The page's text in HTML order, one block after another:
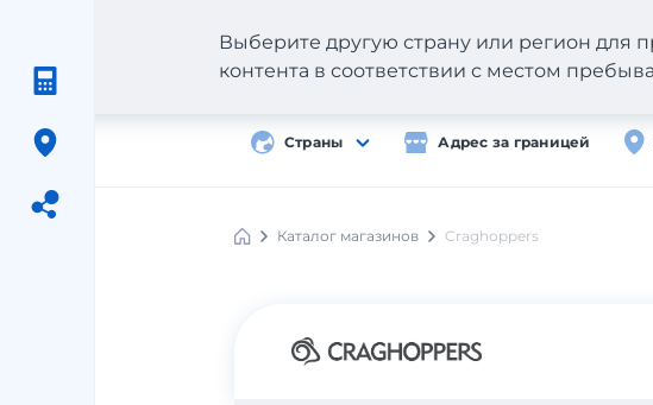
Страны Адрес за границей
Выберите другую страну или регион для
контента в соответствии с местом
Meest
Каталог магазинов Craghoppers